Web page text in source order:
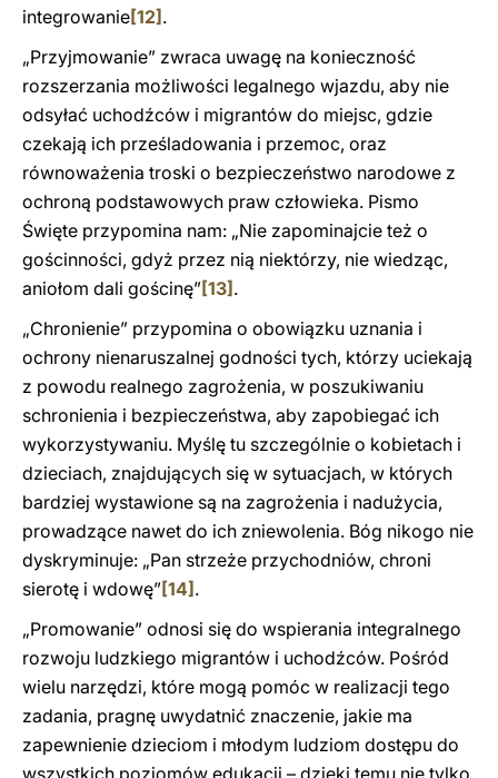
integrowanie[12] .
„Przyjmowanie” zwraca uwagę na konieczność
rozszerzania możliwości legalnego wjazdu, aby nie
odsyłać uchodźców i migrantów do miejsc, gdzie
czekają ich prześladowania i przemoc, oraz
równoważenia troski o bezpieczeństwo narodowe z
ochroną podstawowych praw człowieka. Pismo
Święte przypomina nam: „Nie zapominajcie też o
gościnności, gdyż przez nią niektórzy, nie wiedząc,
aniołom dali gościnę”[13] .
„Chronienie” przypomina o obowiązku uznania i
ochrony nienaruszalnej godności tych, którzy uciekają
z powodu realnego zagrożenia, w poszukiwaniu
schronienia i bezpieczeństwa, aby zapobiegać ich
wykorzystywaniu. Myślę tu szczególnie o kobietach i
dzieciach, znajdujących się w sytuacjach, w których
bardziej wystawione są na zagrożenia i nadużycia,
prowadzące nawet do ich zniewolenia. Bóg nikogo nie
dyskryminuje: „Pan strzeże przychodniów, chroni
sierotę i wdowę”[14] .
„Promowanie” odnosi się do wspierania integralnego
rozwoju ludzkiego migrantów i uchodźców. Pośród
wielu narzędzi, które mogą pomóc w realizacji tego
zadania, pragnę uwydatnić znaczenie, jakie ma
zapewnienie dzieciom i młodym ludziom dostępu do
wszystkich poziomów edukacji – dzięki temu nie tylko